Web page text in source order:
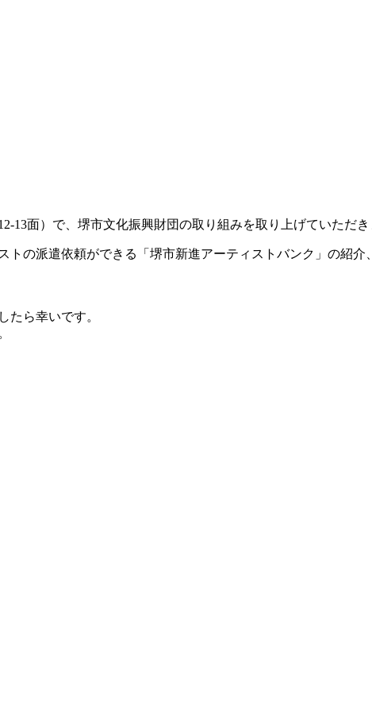
13面）で、堺市文化振興財団の取り組みを取り上げていただき
の派遣依頼ができる「堺市新進アーティストバンク」の紹
たら幸いです。